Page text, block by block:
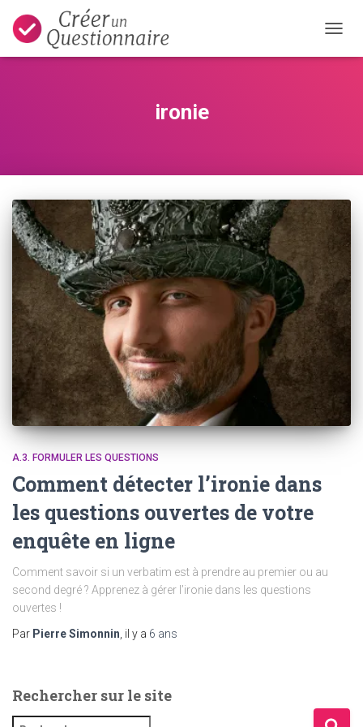
ironie
A.3. FORMULER LES QUESTIONS
Comment détecter l’ironie dans
les questions ouvertes de votre
enquête en ligne
Comment savoir si un verbatim est à prendre au premier ou au
second degré ? Apprenez à gérer l’ironie dans les questions
ouvertes !
Par Pierre Simonnin , il y a 6 ans
Rechercher sur le site